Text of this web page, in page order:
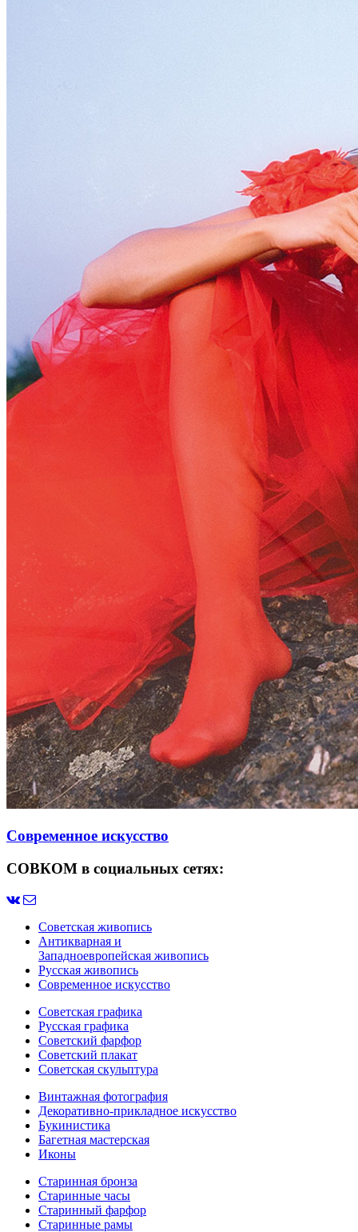
Современное искусство
СОВКОМ в социальных сетях:
Советская живопись
Антикварная и
Западноевропейская живопись
Русская живопись
Современное искусство
Советская графика
Русская графика
Советский фарфор
Советский плакат
Советская скульптура
Винтажная фотография
Декоративно-прикладное искусство
Букинистика
Багетная мастерская
Иконы
Старинная бронза
Старинные часы
Старинный фарфор
Старинные рамы